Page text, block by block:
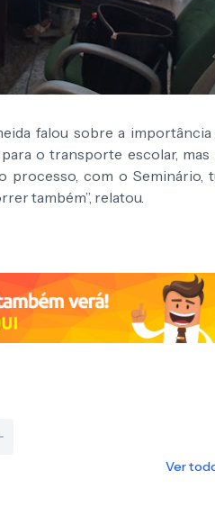
falou sobre a importância
o transporte escolar, mas
processo, com o Seminário,
também”, relatou.
Ver